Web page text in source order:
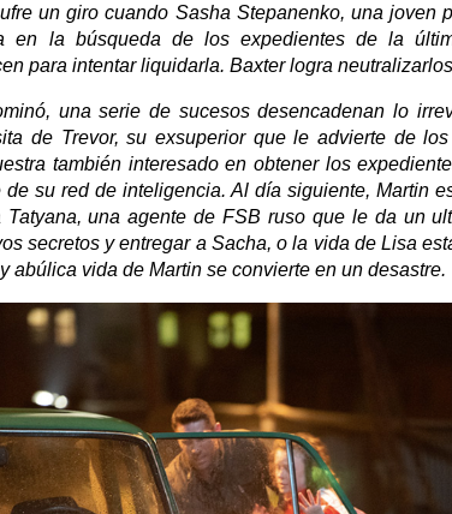
un giro cuando Sasha Stepanenko, una joven
en la búsqueda de los expedientes de la
para intentar liquidarla. Baxter logra
una serie de sucesos desencadenan lo
de Trevor, su exsuperior que le advierte de
también interesado en obtener los
su red de inteligencia. Al día siguiente, Martin
una agente de FSB ruso que le da un
secretos y entregar a Sacha, o la vida de Lisa
abúlica vida de Martin se convierte en un desastre.